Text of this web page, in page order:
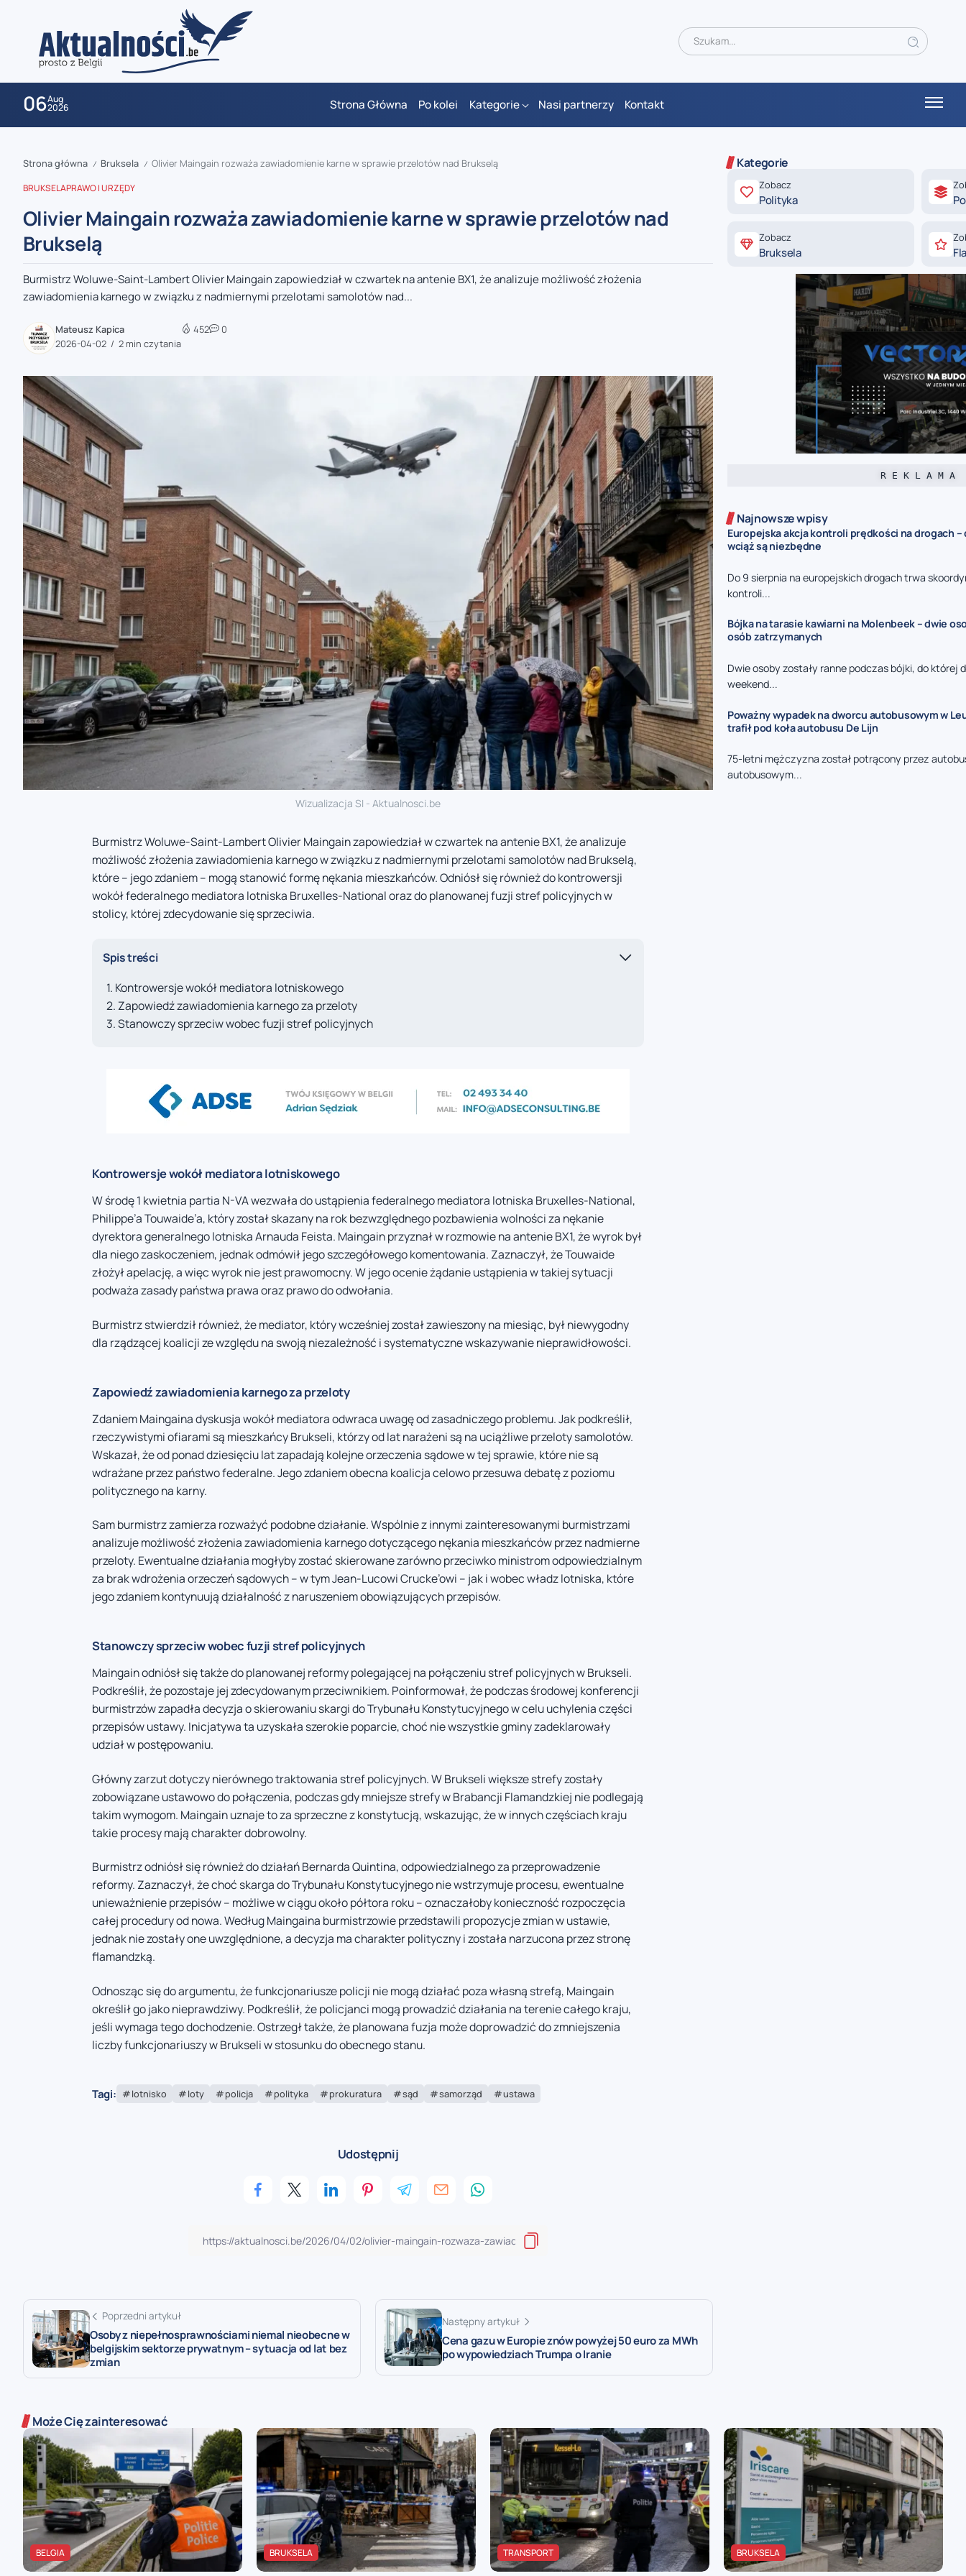
06Aug
2026 Strona Główna Po kolei Kategorie Nasi partnerzy Kontakt
zaobserwuj nas
zaobserwuj nas
zaobserwuj nas
zaobserwuj nas
zaobserwuj nas
Strona główna / Bruksela / Olivier Maingain rozważa zawiadomienie karne w sprawie przelotów nad Brukselą
BRUKSELAPRAWO I URZĘDY
Olivier Maingain rozważa zawiadomienie karne w sprawie przelotów nad
Brukselą
Burmistrz Woluwe-Saint-Lambert Olivier Maingain zapowiedział w czwartek na antenie BX1, że analizuje możliwość złożenia
zawiadomienia karnego w związku z nadmiernymi przelotami samolotów nad...
Mateusz Kapica
2026-04-02
2 min czytania
452 0
Wizualizacja SI - Aktualnosci.be
Burmistrz Woluwe-Saint-Lambert Olivier Maingain zapowiedział w czwartek na antenie BX1, że analizuje
możliwość złożenia zawiadomienia karnego w związku z nadmiernymi przelotami samolotów nad Brukselą,
które – jego zdaniem – mogą stanowić formę nękania mieszkańców. Odniósł się również do kontrowersji
wokół federalnego mediatora lotniska Bruxelles-National oraz do planowanej fuzji stref policyjnych w
stolicy, której zdecydowanie się sprzeciwia.
Spis treści
Kontrowersje wokół mediatora lotniskowego
Zapowiedź zawiadomienia karnego za przeloty
Stanowczy sprzeciw wobec fuzji stref policyjnych
Kontrowersje wokół mediatora lotniskowego
W środę 1 kwietnia partia N-VA wezwała do ustąpienia federalnego mediatora lotniska Bruxelles-National,
Philippe’a Touwaide’a, który został skazany na rok bezwzględnego pozbawienia wolności za nękanie
dyrektora generalnego lotniska Arnauda Feista. Maingain przyznał w rozmowie na antenie BX1, że wyrok był
dla niego zaskoczeniem, jednak odmówił jego szczegółowego komentowania. Zaznaczył, że Touwaide
złożył apelację, a więc wyrok nie jest prawomocny. W jego ocenie żądanie ustąpienia w takiej sytuacji
podważa zasady państwa prawa oraz prawo do odwołania.
Burmistrz stwierdził również, że mediator, który wcześniej został zawieszony na miesiąc, był niewygodny
dla rządzącej koalicji ze względu na swoją niezależność i systematyczne wskazywanie nieprawidłowości.
Zapowiedź zawiadomienia karnego za przeloty
Zdaniem Maingaina dyskusja wokół mediatora odwraca uwagę od zasadniczego problemu. Jak podkreślił,
rzeczywistymi ofiarami są mieszkańcy Brukseli, którzy od lat narażeni są na uciążliwe przeloty samolotów.
Wskazał, że od ponad dziesięciu lat zapadają kolejne orzeczenia sądowe w tej sprawie, które nie są
wdrażane przez państwo federalne. Jego zdaniem obecna koalicja celowo przesuwa debatę z poziomu
politycznego na karny.
Sam burmistrz zamierza rozważyć podobne działanie. Wspólnie z innymi zainteresowanymi burmistrzami
analizuje możliwość złożenia zawiadomienia karnego dotyczącego nękania mieszkańców przez nadmierne
przeloty. Ewentualne działania mogłyby zostać skierowane zarówno przeciwko ministrom odpowiedzialnym
za brak wdrożenia orzeczeń sądowych – w tym Jean-Lucowi Crucke’owi – jak i wobec władz lotniska, które
jego zdaniem kontynuują działalność z naruszeniem obowiązujących przepisów.
Stanowczy sprzeciw wobec fuzji stref policyjnych
Maingain odniósł się także do planowanej reformy polegającej na połączeniu stref policyjnych w Brukseli.
Podkreślił, że pozostaje jej zdecydowanym przeciwnikiem. Poinformował, że podczas środowej konferencji
burmistrzów zapadła decyzja o skierowaniu skargi do Trybunału Konstytucyjnego w celu uchylenia części
przepisów ustawy. Inicjatywa ta uzyskała szerokie poparcie, choć nie wszystkie gminy zadeklarowały
udział w postępowaniu.
Główny zarzut dotyczy nierównego traktowania stref policyjnych. W Brukseli większe strefy zostały
zobowiązane ustawowo do połączenia, podczas gdy mniejsze strefy w Brabancji Flamandzkiej nie podlegają
takim wymogom. Maingain uznaje to za sprzeczne z konstytucją, wskazując, że w innych częściach kraju
takie procesy mają charakter dobrowolny.
Burmistrz odniósł się również do działań Bernarda Quintina, odpowiedzialnego za przeprowadzenie
reformy. Zaznaczył, że choć skarga do Trybunału Konstytucyjnego nie wstrzymuje procesu, ewentualne
unieważnienie przepisów – możliwe w ciągu około półtora roku – oznaczałoby konieczność rozpoczęcia
całej procedury od nowa. Według Maingaina burmistrzowie przedstawili propozycje zmian w ustawie,
jednak nie zostały one uwzględnione, a decyzja ma charakter polityczny i została narzucona przez stronę
flamandzką.
Odnosząc się do argumentu, że funkcjonariusze policji nie mogą działać poza własną strefą, Maingain
określił go jako nieprawdziwy. Podkreślił, że policjanci mogą prowadzić działania na terenie całego kraju,
jeśli wymaga tego dochodzenie. Ostrzegł także, że planowana fuzja może doprowadzić do zmniejszenia
liczby funkcjonariuszy w Brukseli w stosunku do obecnego stanu.
Tagi: lotnisko loty policja polityka prokuratura sąd samorząd ustawa
Udostępnij
Poprzedni artykuł
Osoby z niepełnosprawnościami niemal nieobecne w
belgijskim sektorze prywatnym – sytuacja od lat bez
zmian
Następny artykuł
Cena gazu w Europie znów powyżej 50 euro za MWh
po wypowiedziach Trumpa o Iranie
Kategorie
Zobacz
Polityka
Zobacz
Bruksela
R E K L A M A
Najnowsze wpisy
Europejska akcja kontroli prędkości na drogach –
wciąż są niezbędne
Do 9 sierpnia na europejskich drogach trwa
kontroli...
Bójka na tarasie kawiarni na Molenbeek – dwie
osób zatrzymanych
Dwie osoby zostały ranne podczas bójki, do której
weekend...
Poważny wypadek na dworcu autobusowym w
trafił pod koła autobusu De Lijn
75-letni mężczyzna został potrącony przez
autobusowym...
Może Cię zainteresować
BELGIA BRUKSELA TRANSPORT BRUKSELA